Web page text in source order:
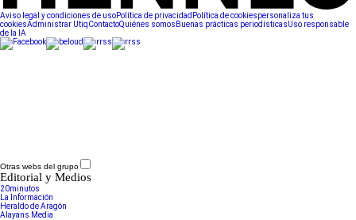
Aviso legal y condiciones de usoPolítica de privacidad Política de cookiespersonaliza tus
cookiesAdministrar UtiqContactoQuiénes somos Buenas prácticas periodísticasUso responsable
de la IA
Otras webs del grupo
Editorial y Medios
20minutos
La Información
Heraldo de Aragón
Alayans Media